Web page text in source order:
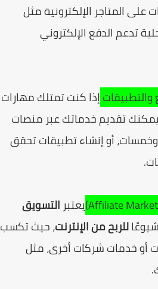
المتاجر الإلكترونية مثل
تدعم الدفع الإلكتروني
إذا كنت تمتلك مهارات
تقديم خدماتك عبر منصات
أو إنشاء تطبيقات تحقق
يعتبرالتسويق
للربح من الإنترنت، حيث تكسب
خدمات شركات أخرى، مثل